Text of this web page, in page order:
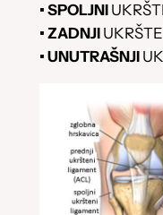
• SPOLJNI
• ZADNJI
• UNUTRAŠNJI